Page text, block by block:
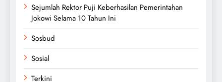
Sejumlah Rektor Puji Keberhasilan Pemerintahan
Jokowi Selama 10 Tahun Ini
Sosbud
Sosial
Terkini